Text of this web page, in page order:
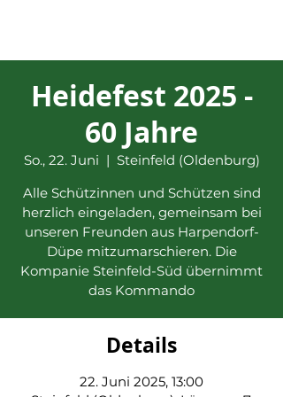
Heidefest 2025 -
60 Jahre
So., 22. Juni
  |
Steinfeld (Oldenburg)
Alle Schützinnen und Schützen sind
herzlich eingeladen, gemeinsam bei
unseren Freunden aus Harpendorf-
Düpe mitzumarschieren. Die
Kompanie Steinfeld-Süd übernimmt
das Kommando
Details
22. Juni 2025, 13:00